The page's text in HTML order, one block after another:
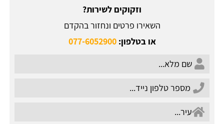
וזקוקים לשירות?
השאירו פרטים ונחזור בהקדם
או בטלפון:077-6052900